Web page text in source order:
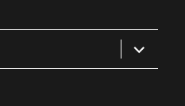
ouvrir
le
sous-